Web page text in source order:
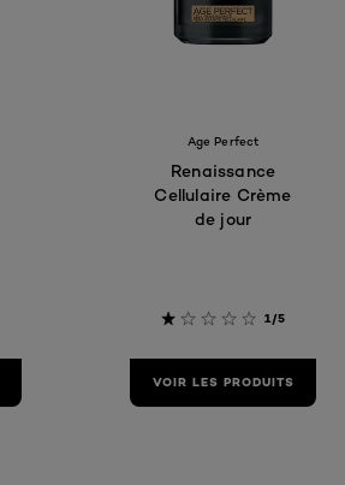
Age Perfect
Renaissance
Cellulaire Crème
de jour
1/5
VOIR LES PRODUITS